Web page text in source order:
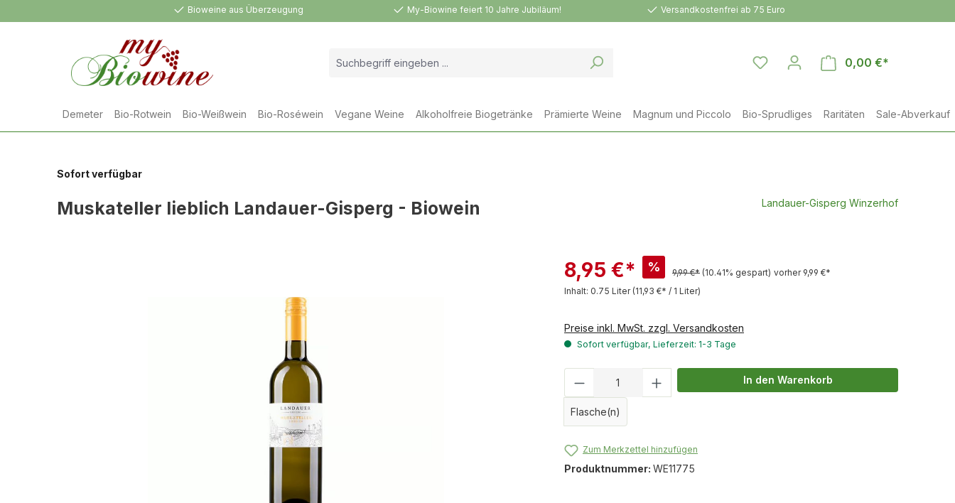
Zur Hauptnavigation springenBioweine aus Überzeugung My-Biowine feiert 10 Jahre Jubiläum! Versandkostenfrei ab 75 Euro
0,00 €*
Demeter Bio-Rotwein Bio-Weißwein Bio-Roséwein Vegane Weine Alkoholfreie Biogetränke Prämierte Weine Magnum und Piccolo Bio-Sprudliges Raritäten Sale-Abverkauf
Sofort verfügbar
Muskateller lieblich Landauer-Gisperg - Biowein Landauer-Gisperg Winzerhof
8,95 €* % 9,99 €* (10.41% gespart) vorher 9,99 €*
Inhalt: 0.75 Liter (11,93 €* / 1 Liter)
Preise inkl. MwSt. zzgl. Versandkosten
Sofort verfügbar, Lieferzeit: 1-3 Tage
Produkt Anzahl: Gib den gewünschten Wert
Flasche(n)
In den Warenkorb
Zum Merkzettel hinzufügen
Produktnummer: WE11775